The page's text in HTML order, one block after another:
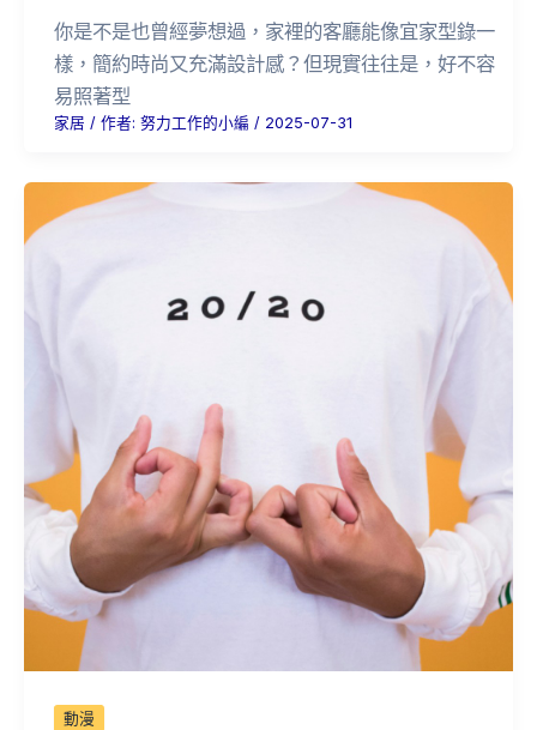
你是不是也曾經夢想過，家裡的客廳能像宜家型錄一
樣，簡約時尚又充滿設計感？但現實往往是，好不容
易照著型
家居 / 作者: 努力工作的小編 / 2025-07-31
動漫